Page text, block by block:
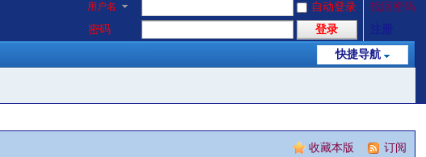
用户名 自动登录
找回密码
密码
登录
快捷导航
收藏本版 订阅